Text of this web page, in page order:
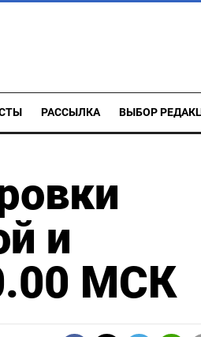
РАССЫЛКА ВЫБОР
и
МСК